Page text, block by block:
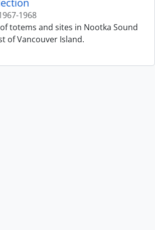
1968
totems and sites in Nootka Sound
of Vancouver Island.